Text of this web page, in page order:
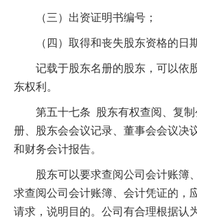
（三）出资证明书编号；
（四）取得和丧失股东资格的日期
记载于股东名册的股东，可以依
东权利。
第五十七条 股东有权查阅、复制
册、股东会会议记录、董事会会议决
和财务会计报告。
股东可以要求查阅公司会计账簿
求查阅公司会计账簿、会计凭证的，
请求，说明目的。公司有合理根据认